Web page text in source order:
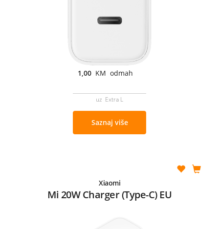
1,00 KM odmah
uz Extra L
Saznaj više
Xiaomi
Mi 20W Charger (Type-C) EU